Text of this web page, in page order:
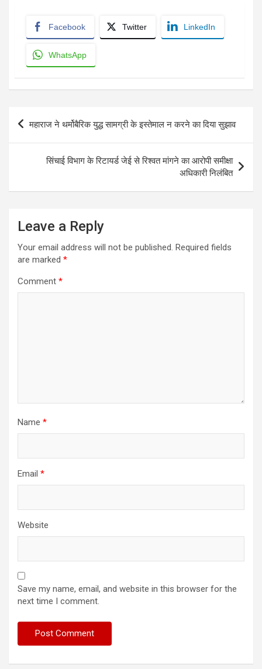
Facebook Twitter LinkedIn
WhatsApp
Post
महाराज ने थर्मोबैरिक युद्ध सामग्री के इस्तेमाल न करने का दिया सुझाव
सिंचाई विभाग के रिटायर्ड जेई से रिश्वत मांगने का आरोपी समीक्षा
अधिकारी निलंबित
Leave a Reply
Your email address will not be published. Required fields
are marked *
Comment *
Name *
Email *
Website
Save my name, email, and website in this browser for the
next time I comment.